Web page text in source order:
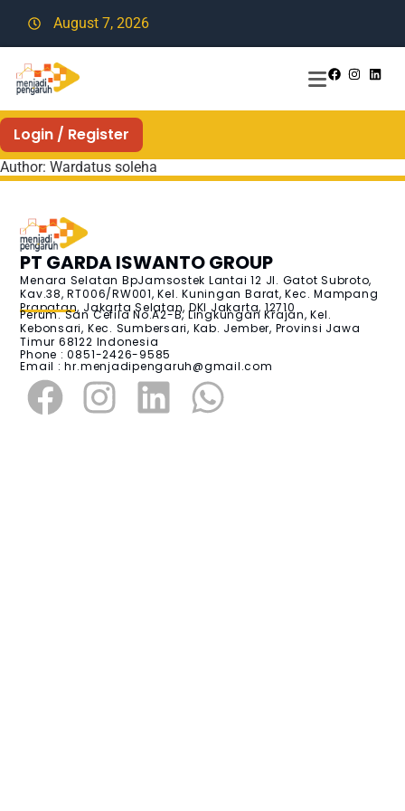
August 7, 2026
Login / Register
Author: Wardatus soleha
PT GARDA ISWANTO GROUP
Menara Selatan BpJamsostek Lantai 12 Jl. Gatot Subroto,
Kav.38, RT006/RW001, Kel. Kuningan Barat, Kec. Mampang
Prapatan, Jakarta Selatan, DKI Jakarta, 12710
Perum. San Cefila No.A2-B, Lingkungan Krajan, Kel.
Kebonsari, Kec. Sumbersari, Kab. Jember, Provinsi Jawa
Timur 68122 Indonesia
Phone : 0851-2426-9585
Email :hr.menjadipengaruh@gmail.com